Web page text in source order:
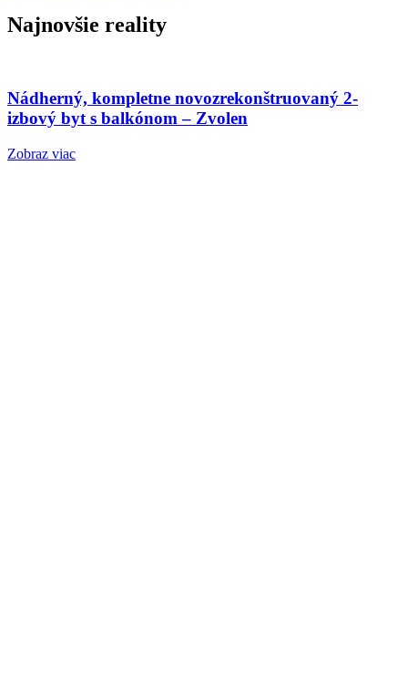
Najnovšie reality
Nádherný, kompletne novozrekonštruovaný 2-
izbový byt s balkónom – Zvolen
Zobraz viac